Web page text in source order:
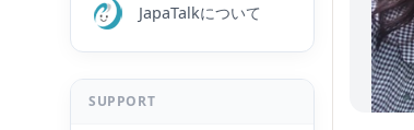
JapaTalkについて
SUPPORT